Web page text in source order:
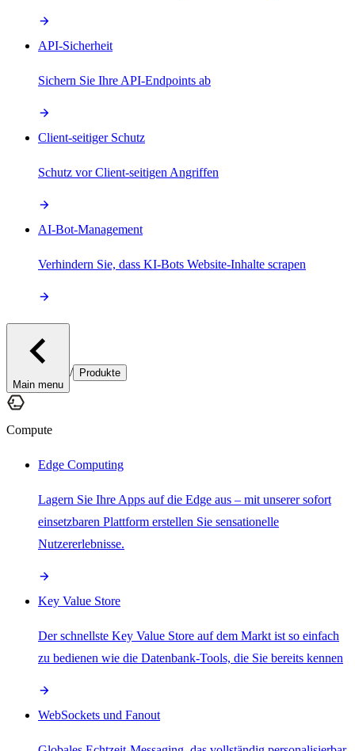
API-Sicherheit
Sichern Sie Ihre API-Endpoints ab
Client-seitiger Schutz
Schutz vor Client-seitigen Angriffen
AI-Bot-Management
Verhindern Sie, dass KI-Bots Website-Inhalte scrapen
Main menu
/ Produkte
Compute
Edge Computing
Lagern Sie Ihre Apps auf die Edge aus – mit unserer sofort
einsetzbaren Plattform erstellen Sie sensationelle
Nutzererlebnisse.
Key Value Store
Der schnellste Key Value Store auf dem Markt ist so einfach
zu bedienen wie die Datenbank-Tools, die Sie bereits kennen
WebSockets und Fanout